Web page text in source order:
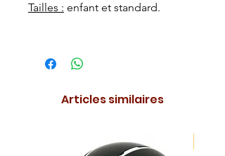
Tailles : enfant et standard.
Articles similaires